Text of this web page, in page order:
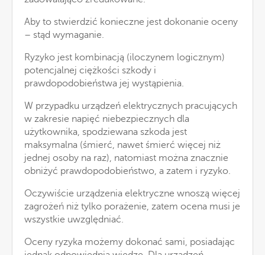
Aby to stwierdzić konieczne jest dokonanie oceny
– stąd wymaganie.
Ryzyko jest kombinacją (iloczynem logicznym)
potencjalnej ciężkości szkody i
prawdopodobieństwa jej wystąpienia.
W przypadku urządzeń elektrycznych pracujących
w zakresie napięć niebezpiecznych dla
użytkownika, spodziewana szkoda jest
maksymalna (śmierć, nawet śmierć więcej niż
jednej osoby na raz), natomiast można znacznie
obniżyć prawdopodobieństwo, a zatem i ryzyko.
Oczywiście urządzenia elektryczne wnoszą więcej
zagrożeń niż tylko porażenie, zatem ocena musi je
wszystkie uwzględniać.
Oceny ryzyka możemy dokonać sami, posiadając